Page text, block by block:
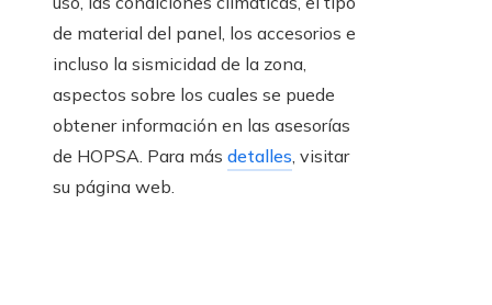
de material del panel, los accesorios e
incluso la sismicidad de la zona,
aspectos sobre los cuales se puede
obtener información en las asesorías
de HOPSA. Para más detalles , visitar
su página web.